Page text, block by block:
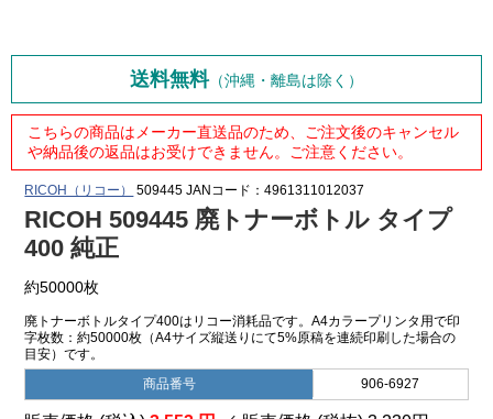
送料無料（沖縄・離島は除く）
こちらの商品はメーカー直送品のため、ご注文後のキャンセル
や納品後の返品はお受けできません。ご注意ください。
RICOH（リコー） 509445 JANコード：4961311012037
RICOH 509445 廃トナーボトル タイプ
400 純正
約50000枚
廃トナーボトルタイプ400はリコー消耗品です。A4カラープリンタ用で印
字枚数：約50000枚（A4サイズ縦送りにて5%原稿を連続印刷した場合の
目安）です。
商品番号 906-6927